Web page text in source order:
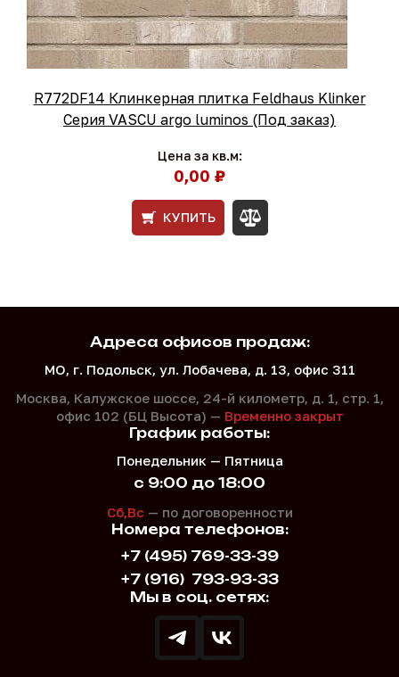
R772DF14 Клинкерная плитка Feldhaus Klinker
Серия VASCU argo luminos (Под заказ)
Цена за кв.м:
0,00 ₽
КУПИТЬ
Адреса офисов продаж:
МО, г. Подольск, ул. Лобачева, д. 13, офис 311
Москва, Калужское шоссе, 24-й километр, д. 1, стр. 1,
офис 102 (БЦ Высота) — Временно закрыт
Номера телефонов:
+7 (495) 769-33-39
+7 (916) 793-93-33
График работы:
Понедельник — Пятница
с 9:00 до 18:00
Сб,Вс — по договоренности
Мы в соц. сетях: